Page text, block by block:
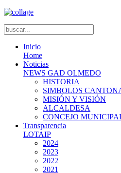
Inicio
Home
Noticias
NEWS GAD OLMEDO
HISTORIA
SIMBOLOS
MISIÓN Y VISIÓN
ALCALDESA
CONCEJO
Transparencia
LOTAIP
2024
2023
2022
2021